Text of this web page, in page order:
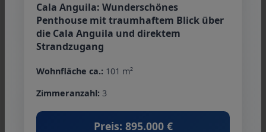
Persona de contacto
Cala Anguila: Wunderschönes
Penthouse mit traumhaftem Blick über
die Cala Anguila und direktem
Strandzugang
Wohnfläche ca.: 101 m²
Zimmeranzahl: 3
Preis: 895.000 €